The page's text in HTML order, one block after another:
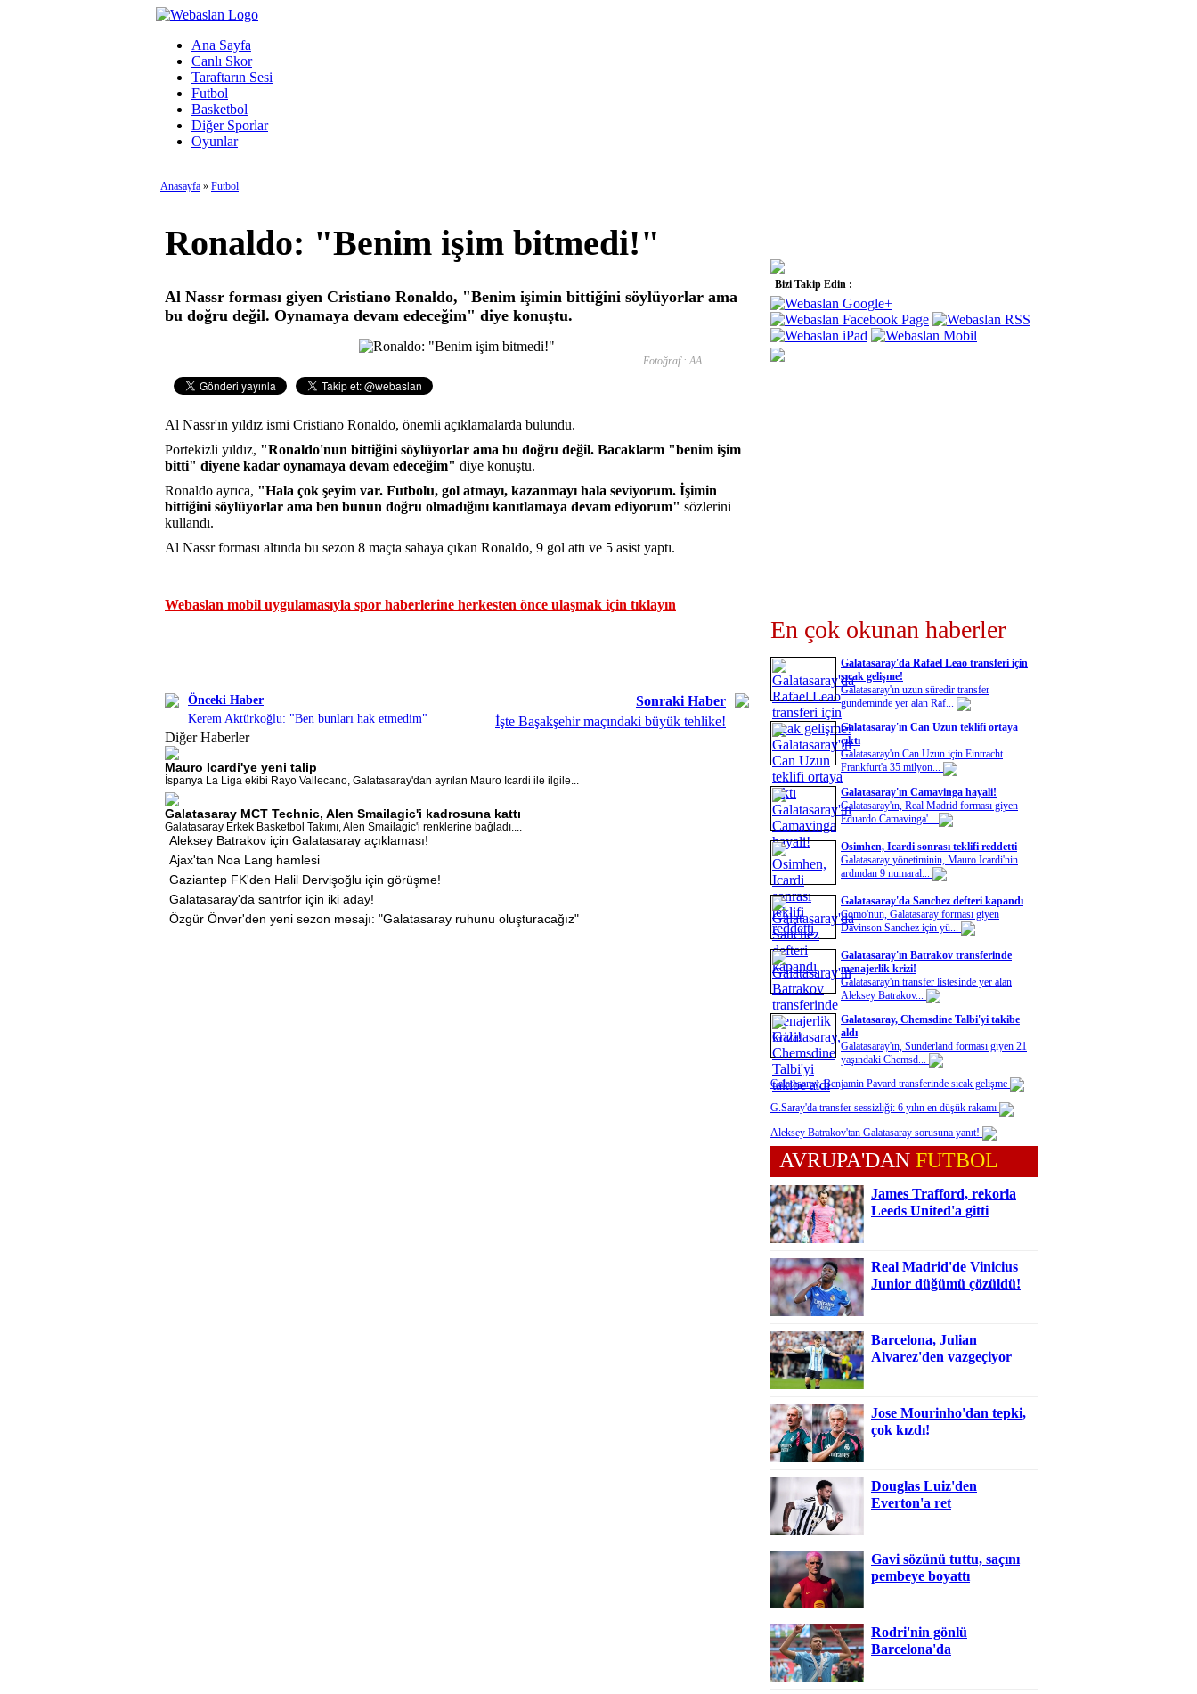
Ana Sayfa
Canlı Skor
Taraftarın Sesi
Futbol
Basketbol
Diğer Sporlar
Oyunlar
Anasayfa » Futbol
Ronaldo: "Benim işim bitmedi!"
Al Nassr forması giyen Cristiano Ronaldo, "Benim işimin bittiğini söylüyorlar ama
bu doğru değil. Oynamaya devam edeceğim" diye konuştu.
Fotoğraf : AA
Al Nassr'ın yıldız ismi Cristiano Ronaldo, önemli açıklamalarda bulundu.
Portekizli yıldız, "Ronaldo'nun bittiğini söylüyorlar ama bu doğru değil. Bacaklarm "benim işim
bitti" diyene kadar oynamaya devam edeceğim" diye konuştu.
Ronaldo ayrıca, "Hala çok şeyim var. Futbolu, gol atmayı, kazanmayı hala seviyorum. İşimin
bittiğini söylüyorlar ama ben bunun doğru olmadığını kanıtlamaya devam ediyorum" sözlerini
kullandı.
Al Nassr forması altında bu sezon 8 maçta sahaya çıkan Ronaldo, 9 gol attı ve 5 asist yaptı.
Webaslan mobil uygulamasıyla spor haberlerine herkesten önce ulaşmak için tıklayın
Önceki Haber
Kerem Aktürkoğlu: "Ben bunları hak etmedim"
Sonraki Haber
İşte Başakşehir maçındaki büyük tehlike!
Diğer Haberler
Mauro Icardi'ye yeni talip
İspanya La Liga ekibi Rayo Vallecano, Galatasaray'dan ayrılan Mauro Icardi ile ilgile...
Galatasaray MCT Technic, Alen Smailagic'i kadrosuna kattı
Galatasaray Erkek Basketbol Takımı, Alen Smailagic'i renklerine bağladı....
Aleksey Batrakov için Galatasaray açıklaması!
Ajax'tan Noa Lang hamlesi
Gaziantep FK'den Halil Dervişoğlu için görüşme!
Galatasaray'da santrfor için iki aday!
Özgür Önver'den yeni sezon mesajı: "Galatasaray ruhunu oluşturacağız"
Bizi Takip Edin :
En çok okunan haberler
Galatasaray'da Rafael Leao transferi için
sıcak gelişme!
Galatasaray'ın uzun süredir transfer
gündeminde yer alan Raf...
Galatasaray'ın Can Uzun teklifi ortaya
çıktı
Galatasaray'ın Can Uzun için Eintracht
Frankfurt'a 35 milyon...
Galatasaray'ın Camavinga hayali!
Galatasaray'ın, Real Madrid forması giyen
Eduardo Camavinga'...
Osimhen, Icardi sonrası teklifi reddetti
Galatasaray yönetiminin, Mauro Icardi'nin
ardından 9 numaral...
Galatasaray'da Sanchez defteri kapandı
Como'nun, Galatasaray forması giyen
Davinson Sanchez için yü...
Galatasaray'ın Batrakov transferinde
menajerlik krizi!
Galatasaray'ın transfer listesinde yer alan
Aleksey Batrakov...
Galatasaray, Chemsdine Talbi'yi takibe
aldı
Galatasaray'ın, Sunderland forması giyen 21
yaşındaki Chemsd...
Galatasaray, Benjamin Pavard transferinde sıcak gelişme
G.Saray'da transfer sessizliği: 6 yılın en düşük rakamı
Aleksey Batrakov'tan Galatasaray sorusuna yanıt!
AVRUPA'DAN FUTBOL
James Trafford, rekorla
Leeds United'a gitti
Real Madrid'de Vinicius
Junior düğümü çözüldü!
Barcelona, Julian
Alvarez'den vazgeçiyor
Jose Mourinho'dan tepki,
çok kızdı!
Douglas Luiz'den
Everton'a ret
Gavi sözünü tuttu, saçını
pembeye boyattı
Rodri'nin gönlü
Barcelona'da